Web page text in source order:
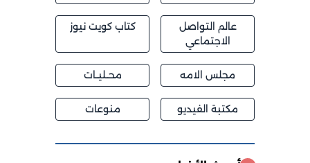
عالم التواصل
الاجتماعي
كتاب كويت نيوز
مجلس الامه محــليــات
مكتبة الفيديو منوعات